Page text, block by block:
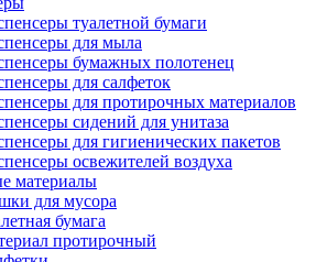
туалетной бумаги
для мыла
бумажных полотенец
для салфеток
для протирочных материалов
сидений для унитаза
для гигиенических пакетов
освежителей воздуха
материалы
для мусора
бумага
протирочный